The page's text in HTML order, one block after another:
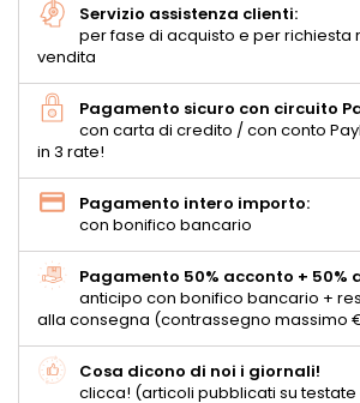
Servizio assistenza clienti:
per fase di acquisto e per richiesta
vendita
Pagamento sicuro con circuito
con carta di credito / con conto
in 3 rate!
Pagamento intero importo:
con bonifico bancario
Pagamento 50% acconto + 50%
anticipo con bonifico bancario +
alla consegna (contrassegno massimo
Cosa dicono di noi i giornali!
clicca! (articoli pubblicati su